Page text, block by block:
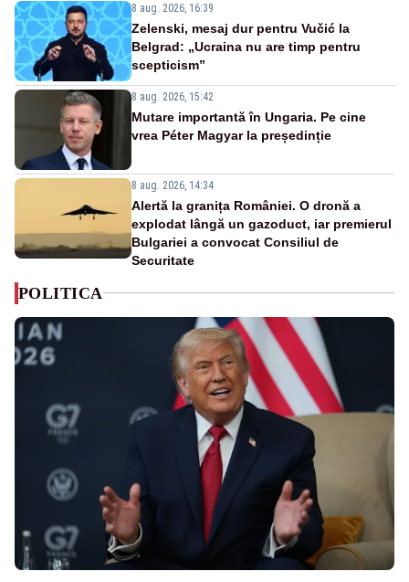
8 aug. 2026, 16:39
Zelenski, mesaj dur pentru Vučić la
Belgrad: „Ucraina nu are timp pentru
scepticism”
8 aug. 2026, 15:42
Mutare importantă în Ungaria. Pe cine
vrea Péter Magyar la președinție
8 aug. 2026, 14:34
Alertă la granița României. O dronă a
explodat lângă un gazoduct, iar premierul
Bulgariei a convocat Consiliul de
Securitate
POLITICA